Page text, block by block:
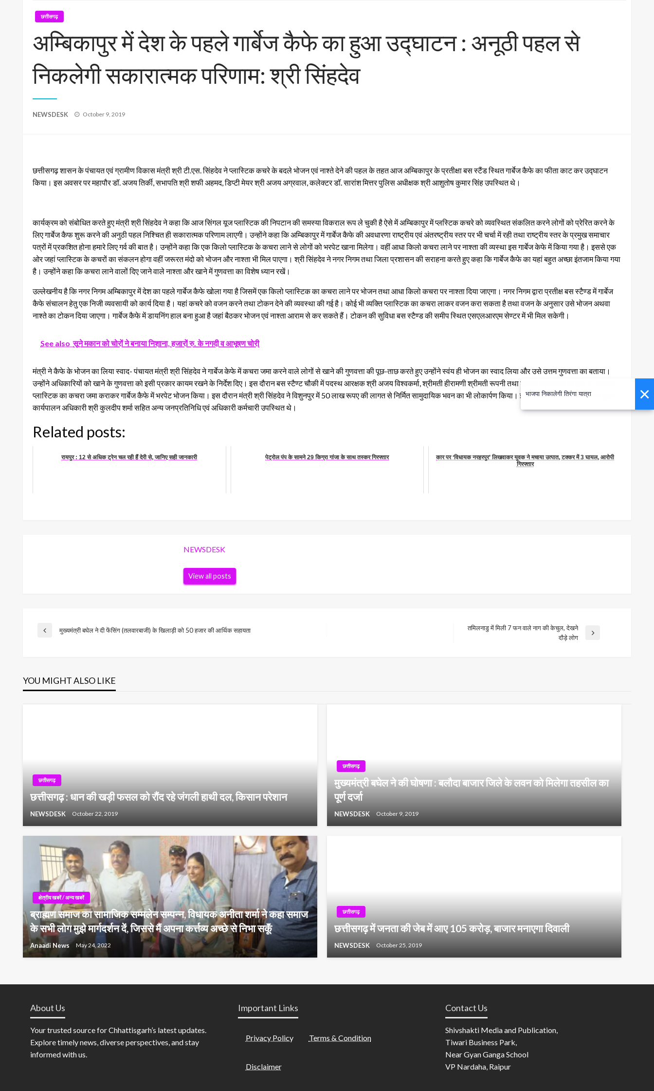
छत्तीसगढ़
अम्बिकापुर में देश के पहले गार्बेज कैफे का हुआ उद्घाटन : अनूठी पहल से
निकलेगी सकारात्मक परिणाम: श्री सिंहदेव
NEWSDESK
Posted
October 9, 2019
छत्तीसगढ़ शासन के पंचायत एवं ग्रामीण विकास मंत्री श्री टी.एस. सिंहदेव ने प्लास्टिक कचरे के बदले भोजन एवं नाश्ते देने की पहल के तहत आज अम्बिकापुर के प्रतीक्षा बस स्टैंड स्थित गार्बेज कैफे का फीता काट कर उद्घाटन
किया। इस अवसर पर महापौर डॉ. अजय तिर्की, सभापति श्री शफी अहमद, डिप्टी मेयर श्री अजय अग्रवाल, कलेक्टर डॉ. सारांश मित्तर पुलिस अधीक्षक श्री आशुतोष कुमार सिंह उपस्थित थे।
कार्यक्रम को संबोधित करते हुए मंत्री श्री सिंहदेव ने कहा कि आज सिंगल यूज प्लास्टिक की निपटान की समस्या विकराल रूप ले चुकी है ऐसे में अम्बिकापुर में प्लस्टिक कचरे को व्यवस्थित संकलित करने लोगों को प्रेरित करने के
लिए गार्बेज कैफ शुरू करने की अनुठी पहल निश्चित ही सकारात्मक परिणाम लाएगी। उन्होंने कहा कि अम्बिकापुर में गार्बेज कैफे की अवधारणा राष्ट्रीय एवं अंतरष्ट्रीय स्तर पर भी चर्चा में रही तथा राष्ट्रीय स्तर के प्रमुख समाचार
पत्रों में प्रकशित होना हमारे लिए गर्व की बात है। उन्होंने कहा कि एक किलो प्लास्टिक के कचरा लाने से लोगों को भरपेट खाना मिलेगा। वहीं आधा किलो कचरा लाने पर नाश्ता की व्यस्था इस गार्बेज केफे में किया गया है। इससे एक
ओर जहां प्लास्टिक के कचरों का संकलन होगा वहीं जरूरत मंदो को भोजन और नाश्ता भी मिल पाएगा। श्री सिंहदेव ने नगर निगम तथा जिला प्रशासन की सराहना करते हुए कहा कि गार्बेज कैफे का यहां बहुत अच्छा इंतजाम किया गया
है। उन्होंने कहा कि कचरा लाने वालों दिए जाने वाले नाश्ता और खाने में गुणवत्ता का विशेष ध्यान रखें।
उल्लेखनीय है कि नगर निगम अम्बिकापुर में देश का पहले गार्बेज कैफे खोला गया है जिसमें एक किलो प्लास्टिक का कचरा लाने पर भोजन तथा आधा किलो कचरा पर नाश्ता दिया जाएगा। नगर निगम द्वारा प्रतीक्ष बस स्टैण्ड में गार्बेज
कैफे संचालन हेतु एक निजी व्यवसायी को कार्य दिया है। यहां कचरे को वजन करने तथा टोकन देने की व्यवस्था की गई है। कोई भी व्यक्ति प्लास्टिक का कचरा लाकर वजन करा सकता है तथा वजन के अनुसार उसे भोजन अथवा
नाश्ते का टोकन दिया जाएगा। गार्बेज कैफे में डायनिंग हाल बना हुआ है जहां बैठकर भोजन एवं नाश्ता आराम से कर सकते हैं। टोकन की सुविधा बस स्टैण्ड की समीप स्थित एसएलआरएम सेण्टर में भी मिल सकेगी।
See also सूने मकान को चोरों ने बनाया निशाना, हजारों रु. के नगदी व आभूषण चोरी
मंत्री ने कैफे के भोजन का लिया स्वाद- पंचायत मंत्री श्री सिंहदेव ने गार्बेज केफे में कचरा जमा करने वाले लोगों से खाने की गुणवत्ता की पूछ-ताछ करते हुए उन्होंने स्वंय ही भोजन का स्वाद लिया और उसे उत्तम गुणवत्ता का बताया।
उन्होंने अधिकारियों को खाने के गुणवत्ता को इसी प्रकार कायम रखने के निर्देश दिए। इस दौरान बस स्टैण्ट चौकी में पदस्थ आरक्षक श्री अजय विश्वकर्मा, श्रीमती हीरामणी श्रीमती रूपनी तथा श्रीमती फुलेश्वरी के द्वारा 1-1 किलो
प्लास्टिक का कचरा जमा कराकर गार्बेज कैफे में भरपेट भोजन किया। इस दौरान मंत्री श्री सिंहदेव ने विशुनपुर में 50 लाख रूपए की लागत से निर्मित सामुदायिक भवन का भी लोकार्पण किया। इस अवसर पर जिला पंचायत के मुख्य
कार्यपालन अधिकारी श्री कुलदीप शर्मा सहित अन्य जनप्रतिनिधि एवं अधिकारी कर्मचारी उपस्थित थे।
Related posts:
रायपुर : 12 से अधिक ट्रेन चल रही हैं देरी से, जानिए सही जानकारी पेट्रोल पंप के सामने 29 किग्रा गांजा के साथ तस्कर गिरफ्तार
कार पर ‘विधायक नरहरपुर’ लिखवाकर युवक ने मचाया उत्पात, टक्कर में 3 घायल, आरोपी
गिरफ्तार
NEWSDESK
View all posts
Post
Previous
मुख्यमंत्री बघेल ने दी फेंसिंग (तलवारबाजी) के खिलाड़ी को 50 हजार की आर्थिक सहायता
तमिलनाडु में मिली 7 फन वाले नाग की केचुल, देखने
दौड़े लोग
YOU MIGHT ALSO LIKE
छत्तीसगढ़
छत्तीसगढ़ : धान की खड़ी फसल को रौंद रहे जंगली हाथी दल, किसान परेशान
NEWSDESK October 22, 2019
छत्तीसगढ़
मुख्यमंत्री बघेल ने की घोषणा : बलौदा बाजार जिले के लवन को मिलेगा तहसील का
पूर्ण दर्जा
NEWSDESK October 9, 2019
क्षेत्रीय खबरें / अन्य खबरें
ब्राह्मण समाज का सामाजिक सम्मलेन सम्पन्न, विधायक अनीता शर्मा ने कहा समाज
के सभी लोग मुझे मार्गदर्शन दें, जिससे मैं अपना कर्त्तव्य अच्छे से निभा सकूॅं
Anaadi News May 24, 2022
छत्तीसगढ़
छत्तीसगढ़ में जनता की जेब में आए 105 करोड़, बाजार मनाएगा दिवाली
NEWSDESK October 25, 2019
About Us
Your trusted source for Chhattisgarh’s latest updates.
Explore timely news, diverse perspectives, and stay
informed with us.
Important Links
Privacy Policy Terms & Condition
Disclaimer
Contact Us
Shivshakti Media and Publication,
Tiwari Business Park,
Near Gyan Ganga School
VP Nardaha, Raipur
×
भाजपा निकालेगी तिरंगा यात्रा